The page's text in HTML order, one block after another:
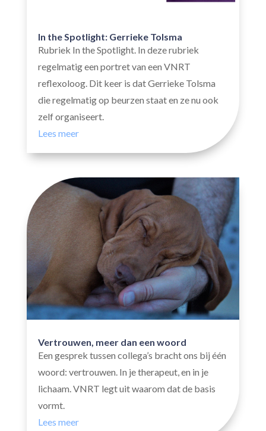
In the Spotlight: Gerrieke Tolsma
Rubriek In the Spotlight. In deze rubriek
regelmatig een portret van een VNRT
reflexoloog. Dit keer is dat Gerrieke Tolsma
die regelmatig op beurzen staat en ze nu ook
zelf organiseert.
Lees meer
Vertrouwen, meer dan een woord
Een gesprek tussen collega’s bracht ons bij één
woord: vertrouwen. In je therapeut, en in je
lichaam. VNRT legt uit waarom dat de basis
vormt.
Lees meer